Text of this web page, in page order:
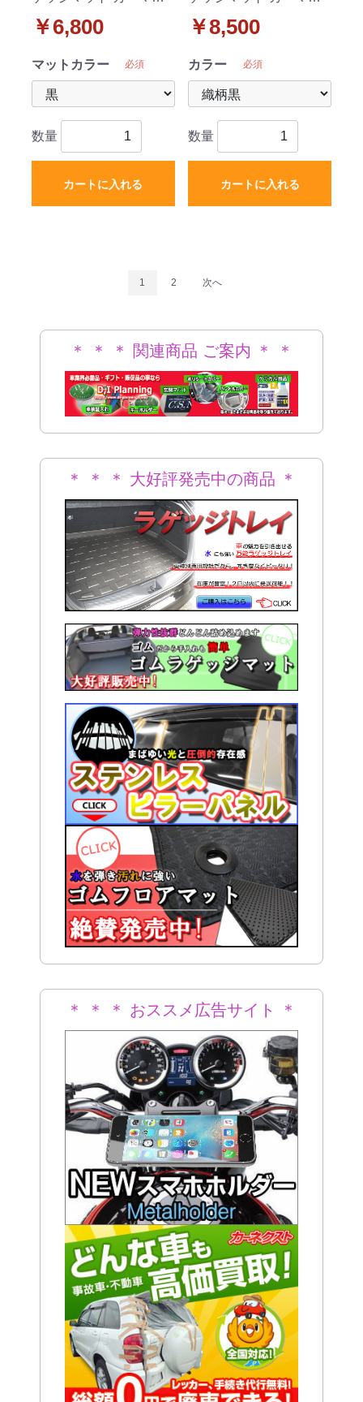
ト DXシリーズ 社外新品
￥6,800
マットカラー 必須
数量
カートに入れる
ト 織柄シリーズ 社外新
品
￥8,500
カラー 必須
数量
カートに入れる
1 2 次へ
＊ ＊ ＊ 関連商品 ご案内 ＊ ＊
＊
＊ ＊ ＊ 大好評発売中の商品 ＊
＊ ＊
＊ ＊ ＊ おススメ広告サイト ＊
＊ ＊